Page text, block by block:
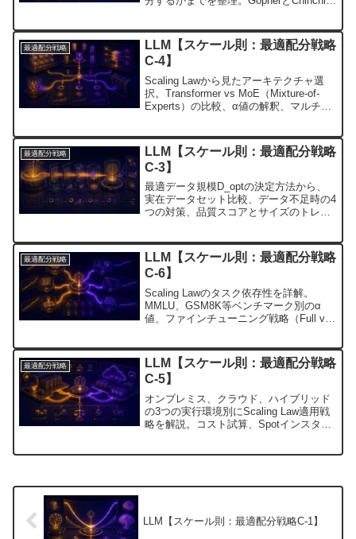
最適配分戦略
LLM【スケール則：最適配分戦略
C-4】
Scaling Lawから見たアーキテクチャ選
択。Transformer vs MoE（Mixture-of-
Experts）の比較、α値の解釈、マルチモ
最適配分戦略
LLM【スケール則：最適配分戦略
C-3】
最適データ規模D_optの決定方法から、
実在データセット比較、データ不足時の4
つの対策、品質スコアとサイズのトレー
最適配分戦略
LLM【スケール則：最適配分戦略
C-6】
Scaling Lawのタスク依存性を詳解。
MMLU、GSM8K等ベンチマーク別のα
値、ファインチューニング戦略（Full vs
最適配分戦略
LLM【スケール則：最適配分戦略
C-5】
オンプレミス、クラウド、ハイブリッド
の3つの実行環境別にScaling Law適用戦
略を解説。コスト試算、Spotインスタン
LLM【スケール則：最適配分戦略C-1】